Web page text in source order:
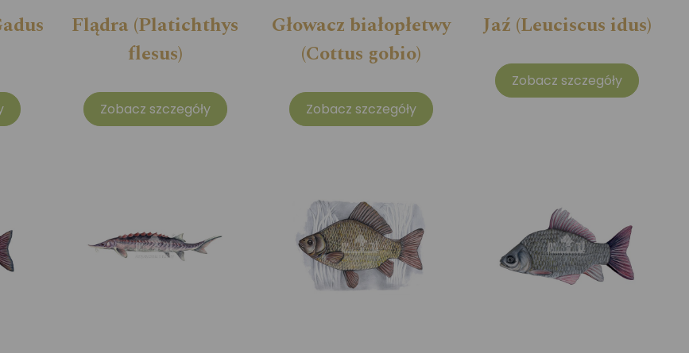
Flądra (Platichthys
flesus)
Zobacz szczegóły
Głowacz białopłetwy
(Cottus gobio)
Zobacz szczegóły
Jaź (Leuciscus idus)
Zobacz szczegóły